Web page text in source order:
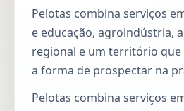
Pelotas combina serviços
e educação, agroindústria,
regional e um território que
a forma de prospectar na
Pelotas combina serviços